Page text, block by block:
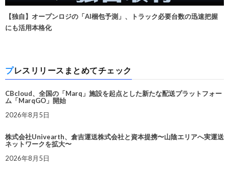
【独自】オープンロジの「AI梱包予測」、トラック必要台数の迅速把握
にも活用本格化
プレスリリースまとめてチェック
CBcloud、全国の「Marq」施設を起点とした新たな配送プラットフォー
ム「MarqGO」開始
2026年8月5日
株式会社Univearth、倉吉運送株式会社と資本提携〜山陰エリアへ実運送
ネットワークを拡大〜
2026年8月5日